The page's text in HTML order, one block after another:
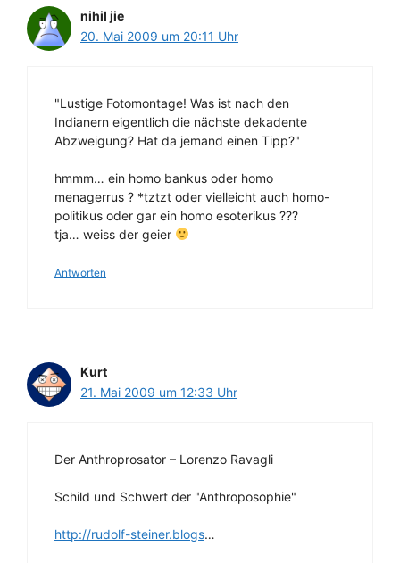
nihil jie
20. Mai 2009 um 20:11 Uhr
"Lustige Fotomontage! Was ist nach den
Indianern eigentlich die nächste dekadente
Abzweigung? Hat da jemand einen Tipp?"
hmmm… ein homo bankus oder homo
menagerrus ? *tztzt oder vielleicht auch homo-
politikus oder gar ein homo esoterikus ???
tja… weiss der geier
Antworten
Kurt
21. Mai 2009 um 12:33 Uhr
Der Anthroprosator – Lorenzo Ravagli
Schild und Schwert der "Anthroposophie"
http://rudolf-steiner.blogs…